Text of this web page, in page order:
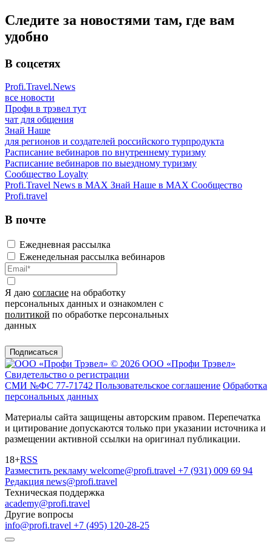
Следите за новостями там, где вам
удобно
В соцсетях
Profi.Travel.News
все новости
Профи в трэвел тут
чат для общения
Знай Наше
для регионов и создателей российского турпродукта
Расписание вебинаров по внутреннему туризму
Расписание вебинаров по выездному туризму
Сообщество Loyalty
Profi.Travel News в MAX Знай Наше в MAX Сообщество
Profi.travel
В почте
Ежедневная рассылка
Еженедельная рассылка вебинаров
Я даю согласие на обработку
персональных данных и ознакомлен с
политикой по обработке персональных
данных
Подписаться
© 2026 ООО «Профи Трэвeл»
Свидетельство о регистрации
СМИ №ФС 77-71742 Пользовательское соглашение Обработка
персональных данных
Материалы сайта защищены авторским правом. Перепечатка
и цитирование допускаются только при указании источника и
размещении активной ссылки на оригинал публикации.
18+RSS
Разместить рекламу welcome@profi.travel +7 (931) 009 69 94
Редакция news@profi.travel
Техническая поддержка
academy@profi.travel
Другие вопросы
info@profi.travel +7 (495) 120-28-25